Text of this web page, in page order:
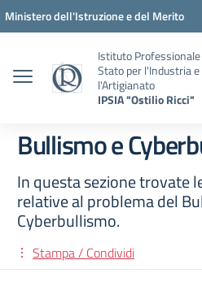
Vai ai contenuti
Vai al menu di navigazione
Vai al footer
Ministero dell'Istruzione e del Merito
Istituto Professionale
Stato per l'Industria e
l'Artigianato
IPSIA "Ostilio Ricci"
Bullismo e
In questa sezione trovate
relative al problema del
Cyberbullismo.
Stampa / Condividi